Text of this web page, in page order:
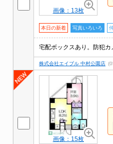
画像：13枚
本日の新着 写真いろいろ
株式会社エイブル 中村公園店
画像：15枚